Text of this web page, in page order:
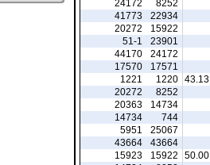
8252
24172
22934
41773
15922
20272
23901
51-1
24172
44170
17571
17570
43.13
1220
1221
8252
20272
14734
20363
744
14734
25067
5951
43664
43664
50.00
15922
15923